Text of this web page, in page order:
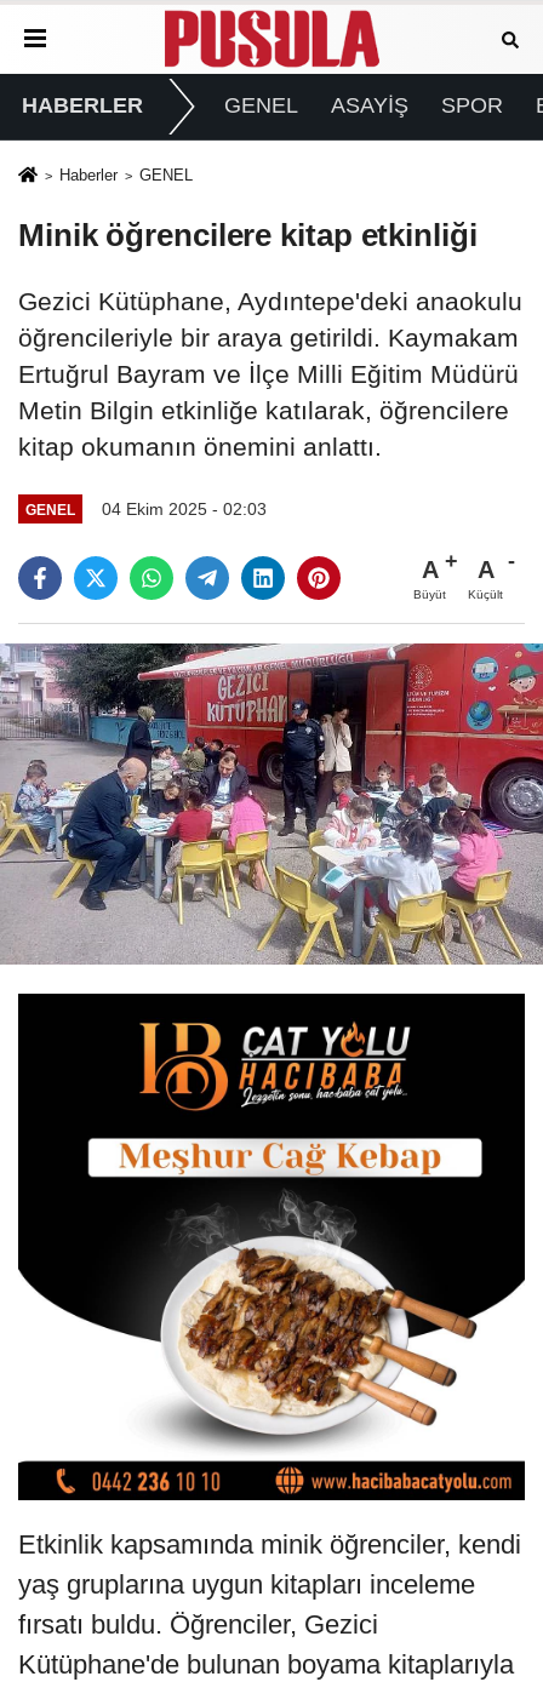
HABERLER GENEL ASAYİŞ SPOR
Haberler GENEL
Minik öğrencilere kitap etkinliği
Gezici Kütüphane, Aydıntepe'deki anaokulu
öğrencileriyle bir araya getirildi. Kaymakam
Ertuğrul Bayram ve İlçe Milli Eğitim Müdürü
Metin Bilgin etkinliğe katılarak, öğrencilere
kitap okumanın önemini anlattı.
GENEL 04 Ekim 2025 - 02:03
A
Büyüt
A
Küçült
Etkinlik kapsamında minik öğrenciler, kendi
yaş gruplarına uygun kitapları inceleme
fırsatı buldu. Öğrenciler, Gezici
Kütüphane'de bulunan boyama kitaplarıyla